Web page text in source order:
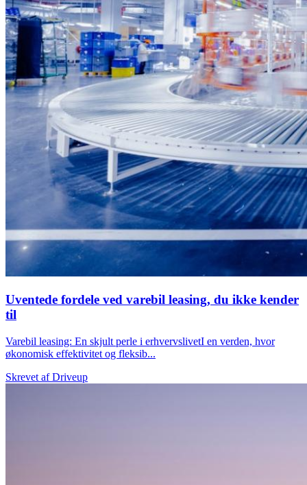
Uventede fordele ved varebil leasing, du ikke kender
til
Varebil leasing: En skjult perle i erhvervslivetI en verden, hvor
økonomisk effektivitet og fleksib...
Skrevet afDriveup